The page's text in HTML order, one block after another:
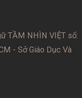
TẦM NHÌN VIỆT số:
- Sở Giáo Dục Và